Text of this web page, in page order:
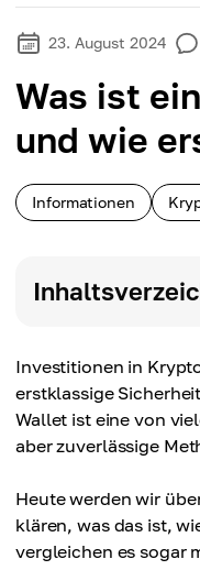
23. August 2024
Was ist
und wie
Informationen
Investitionen in
erstklassige
Wallet ist eine von
aber zuverlässige
Heute werden wir
klären, was das ist,
vergleichen es sogar